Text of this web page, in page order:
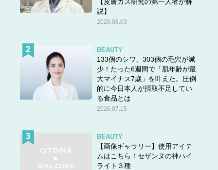
説】
2026.08.03
BEAUTY
133個のシワ、303個の毛穴が減
少！たった6週間で「肌年齢が最
大マイナス7歳」を叶えた。圧倒
的に今日本人が摂取不足してい
る食品とは
2026.07.15
BEAUTY
【画像ギャラリー】使用アイテ
ムはこちら！セザンヌの神ハイ
ライト３種